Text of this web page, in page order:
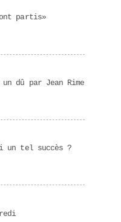
partis»
dû par Jean Rime
un tel succès ?